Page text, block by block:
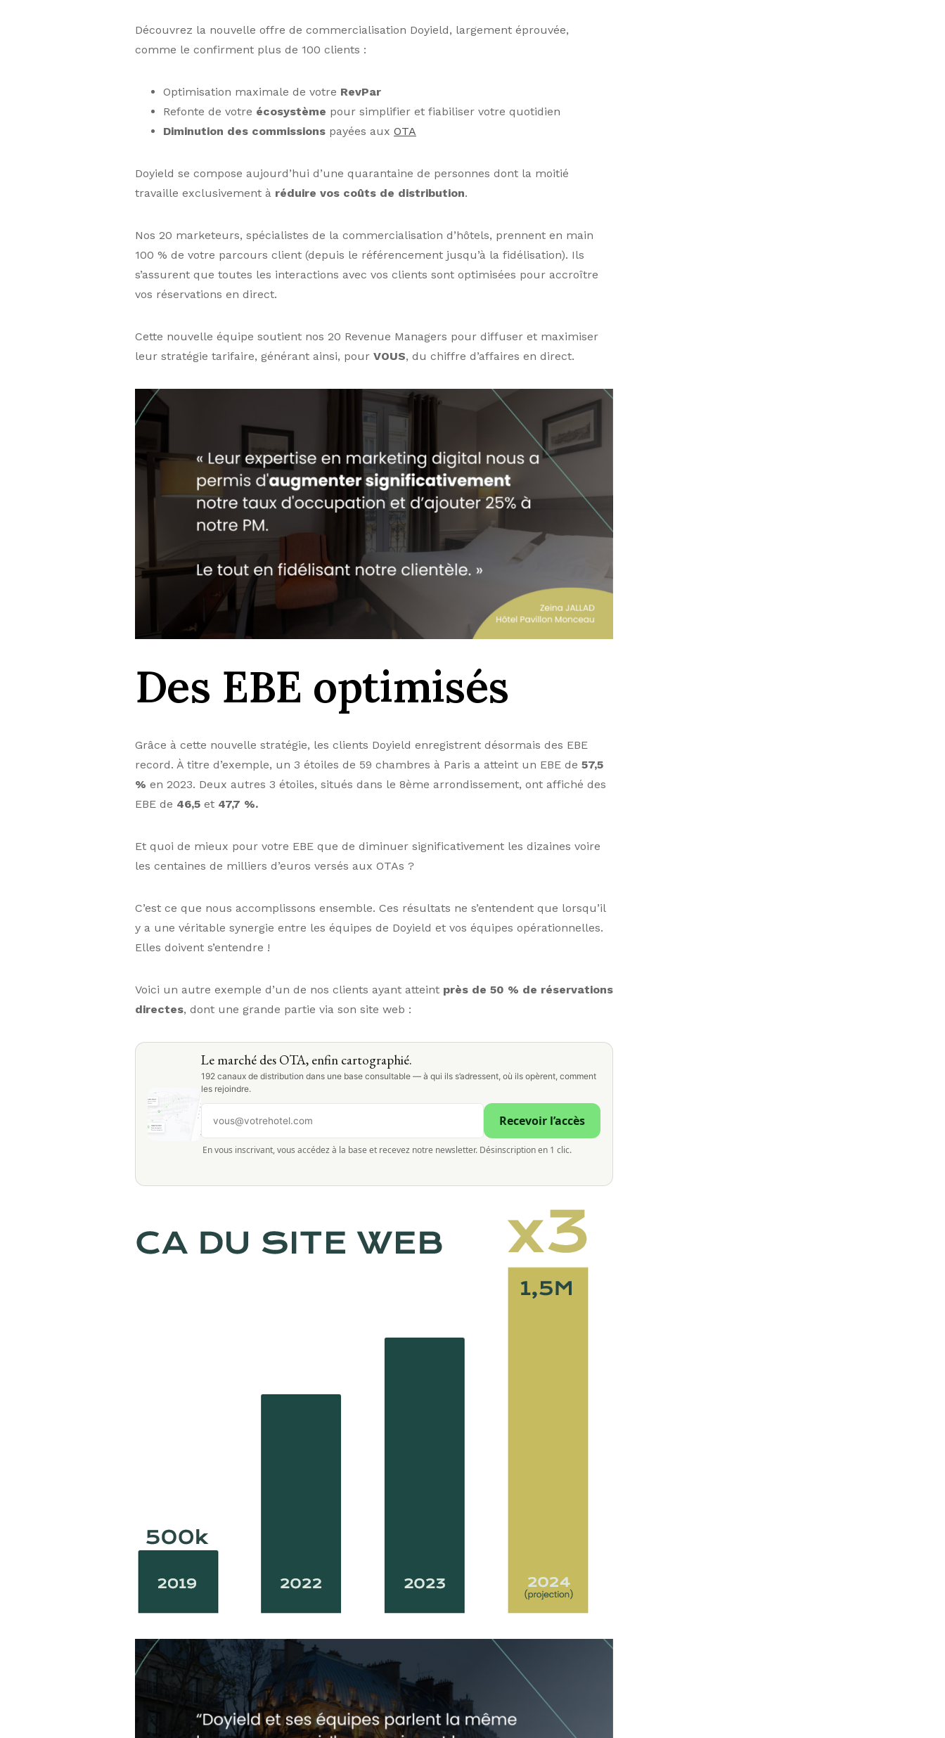
Découvrez la nouvelle offre de commercialisation Doyield, largement éprouvée,
comme le confirment plus de 100 clients :
Optimisation maximale de votre RevPar
Refonte de votre écosystème pour simplifier et fiabiliser votre quotidien
Diminution des commissions payées aux OTA
Doyield se compose aujourd’hui d’une quarantaine de personnes dont la moitié
travaille exclusivement à réduire vos coûts de distribution.
Nos 20 marketeurs, spécialistes de la commercialisation d’hôtels, prennent en main
100 % de votre parcours client (depuis le référencement jusqu’à la fidélisation). Ils
s’assurent que toutes les interactions avec vos clients sont optimisées pour accroître
vos réservations en direct.
Cette nouvelle équipe soutient nos 20 Revenue Managers pour diffuser et maximiser
leur stratégie tarifaire, générant ainsi, pour VOUS, du chiffre d’affaires en direct.
Des EBE optimisés
Grâce à cette nouvelle stratégie, les clients Doyield enregistrent désormais des EBE
record. À titre d’exemple, un 3 étoiles de 59 chambres à Paris a atteint un EBE de 57,5
% en 2023. Deux autres 3 étoiles, situés dans le 8ème arrondissement, ont affiché des
EBE de 46,5 et 47,7 %.
Et quoi de mieux pour votre EBE que de diminuer significativement les dizaines voire
les centaines de milliers d’euros versés aux OTAs ?
C’est ce que nous accomplissons ensemble. Ces résultats ne s’entendent que lorsqu’il
y a une véritable synergie entre les équipes de Doyield et vos équipes opérationnelles.
Elles doivent s’entendre !
Voici un autre exemple d’un de nos clients ayant atteint près de 50 % de réservations
directes, dont une grande partie via son site web :
Le marché des OTA, enfin cartographié.
192 canaux de distribution dans une base consultable — à qui ils s’adressent, où ils opèrent, comment
les rejoindre.
Recevoir l’accès
En vous inscrivant, vous accédez à la base et recevez notre newsletter. Désinscription en 1 clic.